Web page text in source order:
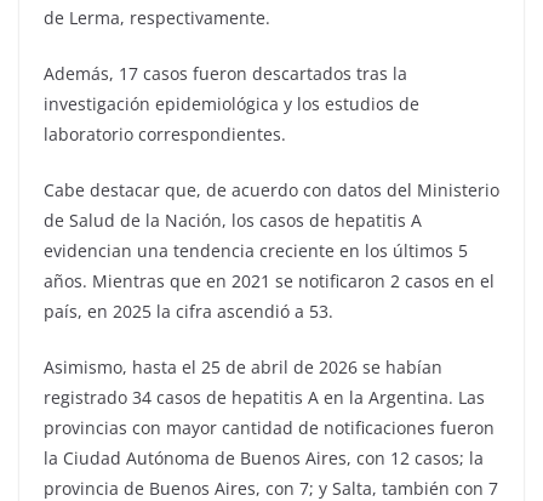
de Lerma, respectivamente.
Además, 17 casos fueron descartados tras la
investigación epidemiológica y los estudios de
laboratorio correspondientes.
Cabe destacar que, de acuerdo con datos del Ministerio
de Salud de la Nación, los casos de hepatitis A
evidencian una tendencia creciente en los últimos 5
años. Mientras que en 2021 se notificaron 2 casos en el
país, en 2025 la cifra ascendió a 53.
Asimismo, hasta el 25 de abril de 2026 se habían
registrado 34 casos de hepatitis A en la Argentina. Las
provincias con mayor cantidad de notificaciones fueron
la Ciudad Autónoma de Buenos Aires, con 12 casos; la
provincia de Buenos Aires, con 7; y Salta, también con 7